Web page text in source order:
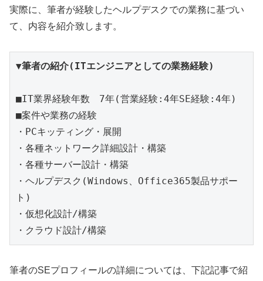
実際に、筆者が経験したヘルプデスクでの業務に基づい
て、内容を紹介致します。
▼筆者の紹介(ITエンジニアとしての業務経験)
■IT業界経験年数　7年(営業経験:4年SE経験:4年)
■案件や業務の経験
・PCキッティング・展開
・各種ネットワーク詳細設計・構築
・各種サーバー設計・構築
・ヘルプデスク(Windows、Office365製品サポー
ト)
・仮想化設計/構築
筆者のSEプロフィールの詳細については、下記記事で紹